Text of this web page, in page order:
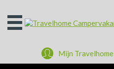
Open
het
Mijn Travelhome